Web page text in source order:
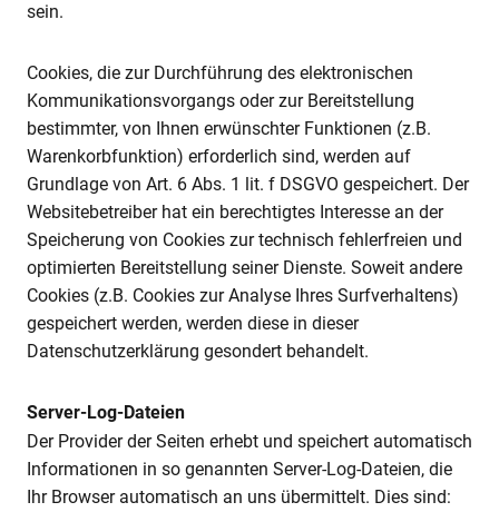
sein.
Cookies, die zur Durchführung des elektronischen
Kommunikationsvorgangs oder zur Bereitstellung
bestimmter, von Ihnen erwünschter Funktionen (z.B.
Warenkorbfunktion) erforderlich sind, werden auf
Grundlage von Art. 6 Abs. 1 lit. f DSGVO gespeichert. Der
Websitebetreiber hat ein berechtigtes Interesse an der
Speicherung von Cookies zur technisch fehlerfreien und
optimierten Bereitstellung seiner Dienste. Soweit andere
Cookies (z.B. Cookies zur Analyse Ihres Surfverhaltens)
gespeichert werden, werden diese in dieser
Datenschutzerklärung gesondert behandelt.
Server-Log-Dateien
Der Provider der Seiten erhebt und speichert automatisch
Informationen in so genannten Server-Log-Dateien, die
Ihr Browser automatisch an uns übermittelt. Dies sind: